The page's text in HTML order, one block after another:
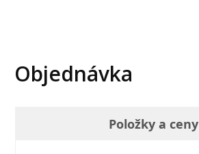
Objednávka
Položky a ceny